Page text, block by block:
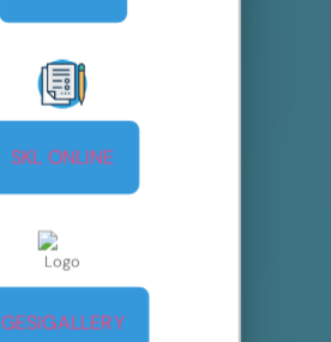
SKL ONLINE
GESIGALLERY